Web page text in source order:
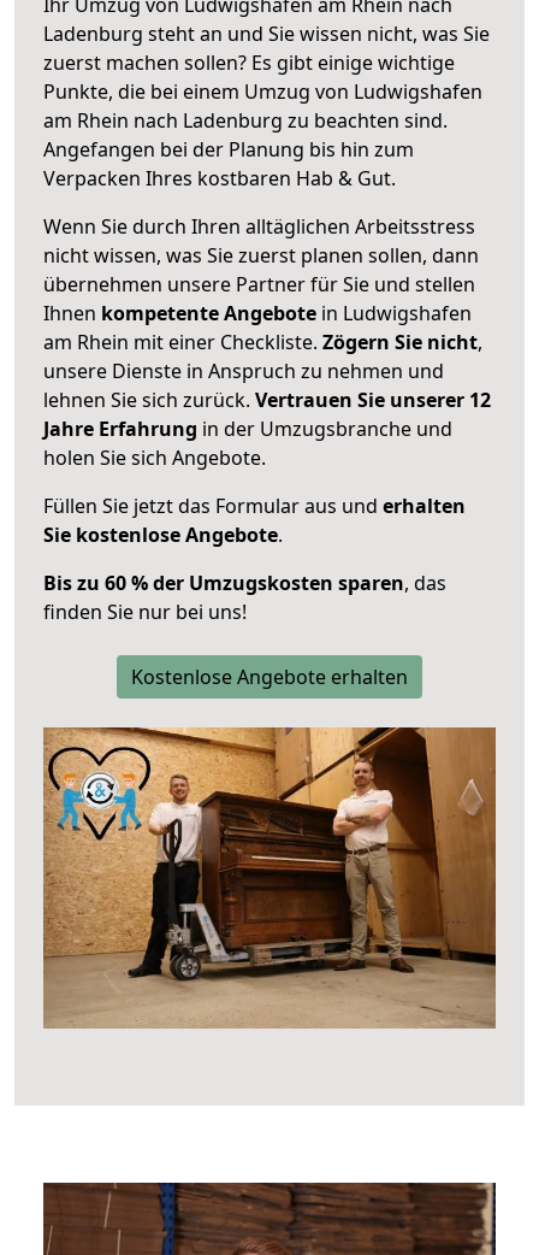
Ladenburg steht an und Sie wissen nicht, was Sie
zuerst machen sollen? Es gibt einige wichtige
Punkte, die bei einem Umzug von Ludwigshafen
am Rhein nach Ladenburg zu beachten sind.
Angefangen bei der Planung bis hin zum
Verpacken Ihres kostbaren Hab & Gut.
Wenn Sie durch Ihren alltäglichen Arbeitsstress
nicht wissen, was Sie zuerst planen sollen, dann
übernehmen unsere Partner für Sie und stellen
Ihnen kompetente Angebote in Ludwigshafen
am Rhein mit einer Checkliste. Zögern Sie nicht,
unsere Dienste in Anspruch zu nehmen und
lehnen Sie sich zurück. Vertrauen Sie unserer 12
Jahre Erfahrung in der Umzugsbranche und
holen Sie sich Angebote.
Füllen Sie jetzt das Formular aus und erhalten
Sie kostenlose Angebote.
Bis zu 60 % der Umzugskosten sparen, das
finden Sie nur bei uns!
Kostenlose Angebote erhalten